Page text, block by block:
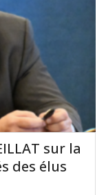
sur la
des élus